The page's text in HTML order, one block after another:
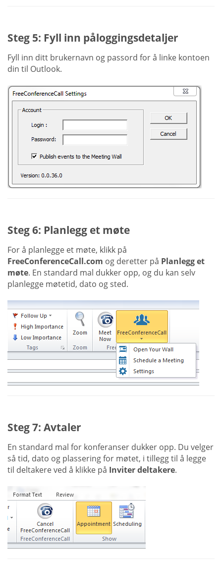
Steg 5: Fyll inn påloggingsdetaljer
Fyll inn ditt brukernavn og passord for å linke kontoen
din til Outlook.
Steg 6: Planlegg et møte
For å planlegge et møte, klikk på
FreeConferenceCall.com og deretter på Planlegg et
møte. En standard mal dukker opp, og du kan selv
planlegge møtetid, dato og sted.
Steg 7: Avtaler
En standard mal for konferanser dukker opp. Du velger
så tid, dato og plassering for møtet, i tillegg til å legge
til deltakere ved å klikke på Inviter deltakere.